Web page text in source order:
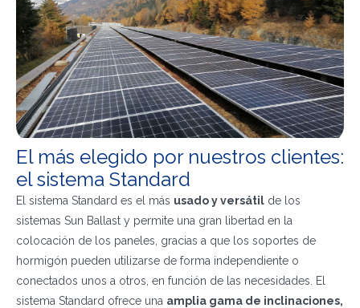
El más elegido por nuestros clientes:
el sistema Standard
El sistema Standard es el más usado y versátil de los
sistemas Sun Ballast y permite una gran libertad en la
colocación de los paneles, gracias a que los soportes de
hormigón pueden utilizarse de forma independiente o
conectados unos a otros, en función de las necesidades. El
sistema Standard ofrece una amplia gama de inclinaciones,